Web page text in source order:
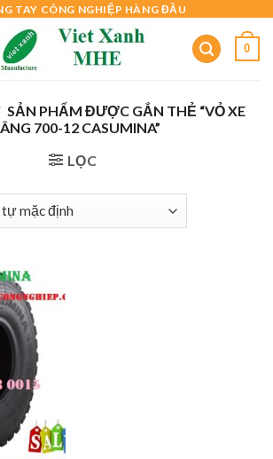
TAY CÔNG NGHIỆP HÀNG ĐẦU
0
SẢN PHẨM ĐƯỢC GẮN THẺ “VỎ XE
700-12 CASUMINA”
LỌC